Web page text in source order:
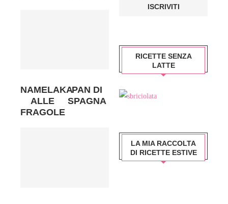
NAMELAKA
ALLE
FRAGOLE
PAN DI
SPAGNA
RICETTE SENZA
LATTE
LA MIA RACCOLTA
DI RICETTE ESTIVE